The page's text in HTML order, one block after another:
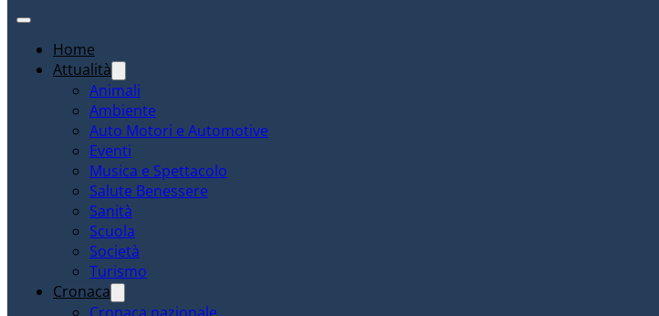
Home
Attualità
Animali
Ambiente
Auto Motori e Automotive
Eventi
Musica e Spettacolo
Salute Benessere
Sanità
Scuola
Società
Turismo
Cronaca
Cronaca nazionale